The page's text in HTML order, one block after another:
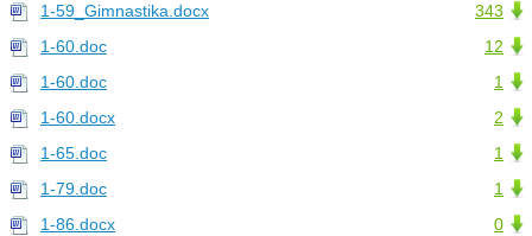
343
1-59_Gimnastika.docx
12
1-60.doc
1
1-60.doc
2
1-60.docx
1
1-65.doc
1
1-79.doc
0
1-86.docx